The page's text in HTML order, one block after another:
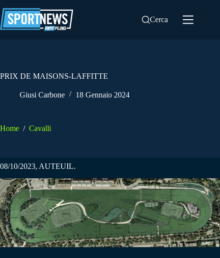
al
contenuto
Cerca
PRIX DE MAISONS-LAFFITTE
Giusi Carbone 18 Gennaio 2024
Home / Cavalli
08/10/2023, AUTEUIL.